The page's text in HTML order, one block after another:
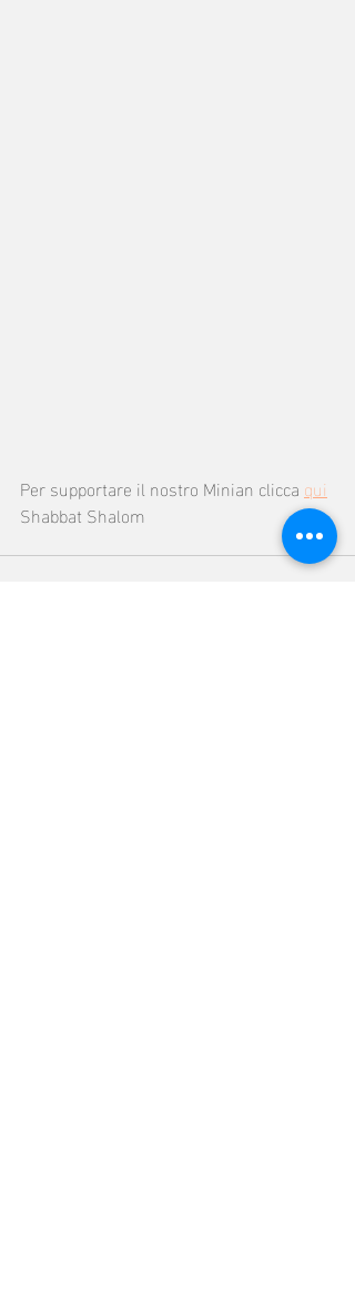
Per supportare il nostro Minian clicca qui
Shabbat Shalom